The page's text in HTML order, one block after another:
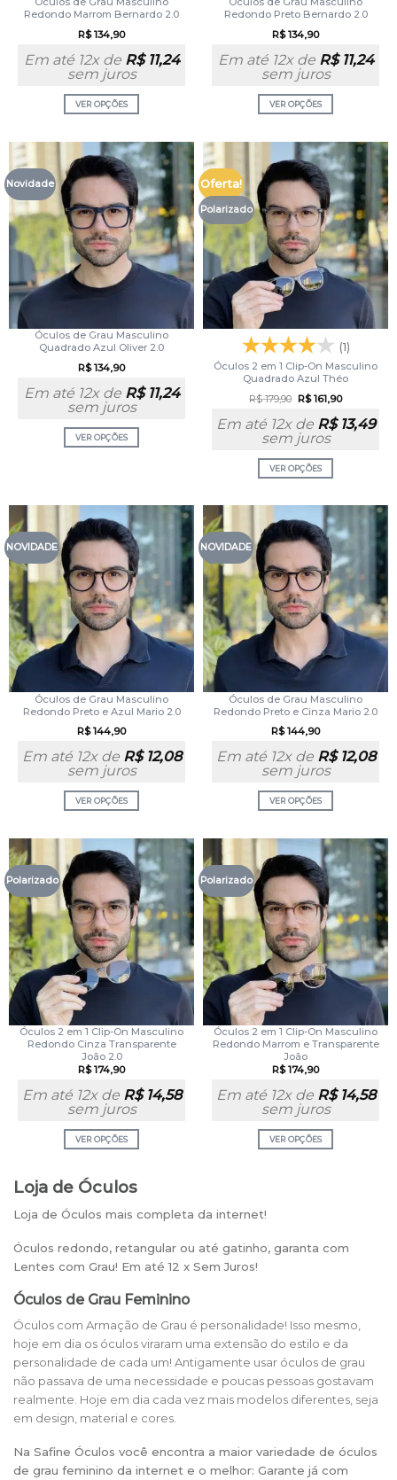
Redondo Marrom Bernardo 2.0
R$134,90
Em até 12x de R$11,24
sem juros
VER OPÇÕES
Redondo Preto Bernardo 2.0
R$134,90
Em até 12x de R$11,24
sem juros
VER OPÇÕES
Novidade
Óculos de Grau Masculino
Quadrado Azul Oliver 2.0
R$134,90
Em até 12x de R$11,24
sem juros
VER OPÇÕES
Oferta!
Polarizado
(1)
Óculos 2 em 1 Clip-On Masculino
Quadrado Azul Théo
R$179,90 R$161,90
Em até 12x de R$13,49
sem juros
VER OPÇÕES
NOVIDADE
Óculos de Grau Masculino
Redondo Preto e Azul Mario 2.0
R$144,90
Em até 12x de R$12,08
sem juros
VER OPÇÕES
NOVIDADE
Óculos de Grau Masculino
Redondo Preto e Cinza Mario 2.0
R$144,90
Em até 12x de R$12,08
sem juros
VER OPÇÕES
Polarizado
Óculos 2 em 1 Clip-On Masculino
Redondo Cinza Transparente
João 2.0
R$174,90
Em até 12x de R$14,58
sem juros
VER OPÇÕES
Polarizado
Óculos 2 em 1 Clip-On Masculino
Redondo Marrom e Transparente
João
R$174,90
Em até 12x de R$14,58
sem juros
VER OPÇÕES
Loja de Óculos
Loja de Óculos mais completa da internet!
Óculos redondo, retangular ou até gatinho, garanta com
Lentes com Grau! Em até 12 x Sem Juros!
Óculos de Grau Feminino
Óculos com Armação de Grau é personalidade! Isso mesmo,
hoje em dia os óculos viraram uma extensão do estilo e da
personalidade de cada um! Antigamente usar óculos de grau
não passava de uma necessidade e poucas pessoas gostavam
realmente. Hoje em dia cada vez mais modelos diferentes, seja
em design, material e cores.
Na Safine Óculos você encontra a maior variedade de óculos
de grau feminino da internet e o melhor: Garante já com